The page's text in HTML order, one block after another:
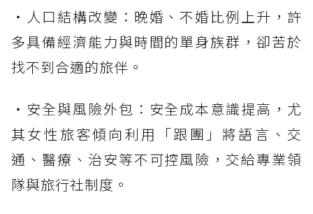
・人口結構改變：晚婚、不婚比例上升，許
多具備經濟能力與時間的單身族群，卻苦於
找不到合適的旅伴。
・安全與風險外包：安全成本意識提高，尤
其女性旅客傾向利用「跟團」將語言、交
通、醫療、治安等不可控風險，交給專業領
隊與旅行社制度。